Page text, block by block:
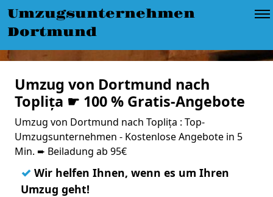
Umzugsunternehmen
Dortmund
Umzug von Dortmund nach
Toplița ☛ 100 % Gratis-Angebote
Umzug von Dortmund nach Toplița : Top-
Umzugsunternehmen - Kostenlose Angebote in 5
Min. ➨ Beiladung ab 95€
✓ Wir helfen Ihnen, wenn es um Ihren
Umzug geht!